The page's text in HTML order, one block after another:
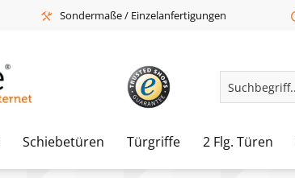
Sondermaße / Einzelanfertigungen
Schiebetüren Türgriffe 2 Flg. Türen